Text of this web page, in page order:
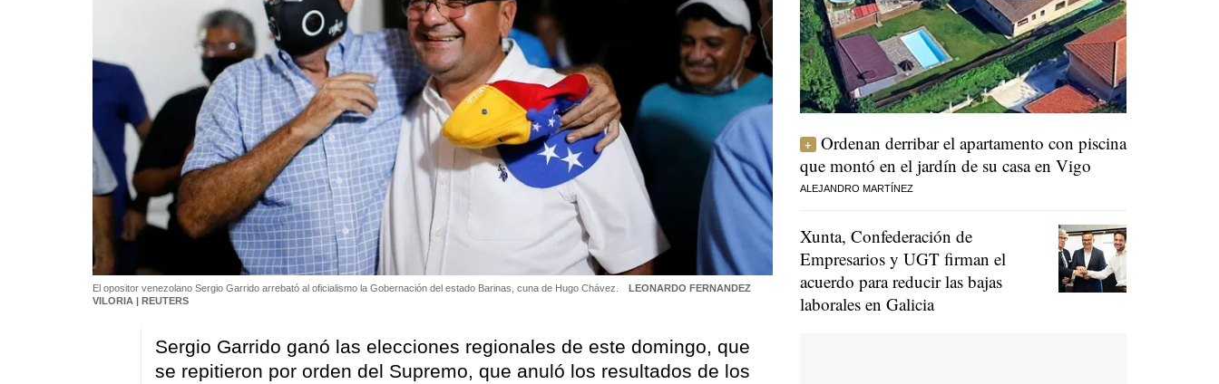
El opositor venezolano Sergio Garrido arrebató al oficialismo la Gobernación del estado Barinas, cuna de Hugo Chávez.
LEONARDO FERNANDEZ
VILORIA | REUTERS
Sergio Garrido ganó las elecciones regionales de este domingo, que
se repitieron por orden del Supremo, que anuló los resultados de los
Ordenan derribar el apartamento con piscina
que montó en el jardín de su casa en Vigo
ALEJANDRO MARTÍNEZ
Xunta, Confederación de
Empresarios y UGT firman el
acuerdo para reducir las bajas
laborales en Galicia